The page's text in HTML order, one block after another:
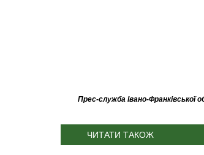
Прес-служба Івано-Франківської
ЧИТАТИ ТАКОЖ